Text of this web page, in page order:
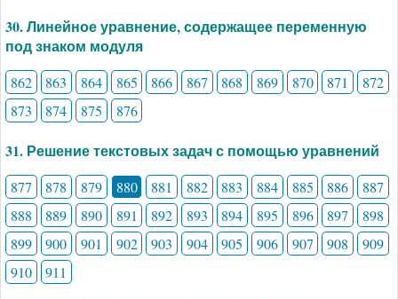
30. Линейное уравнение, содержащее переменную
под знаком модуля
862 863 864 865 866 867 868 869 870 871
872
873
874 875 876
31. Решение текстовых задач с помощью уравнений
877 878 879 880 881 882 883 884 885 886
887
888
889 890 891 892 893 894 895 896 897
898
899
900 901 902 903 904 905 906 907 908
909
910
911